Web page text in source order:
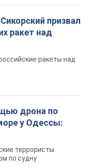
призвал
ракет над
ракеты над
дрона по
у Одессы:
террористы
по судну